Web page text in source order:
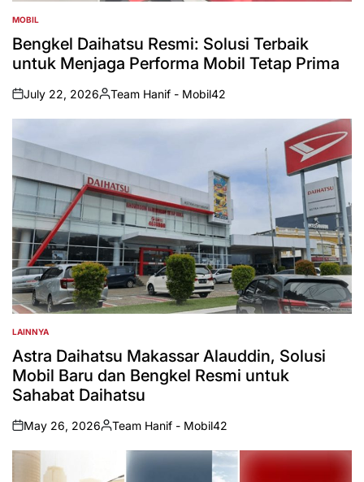
POSTED
IN
MOBIL
Bengkel Daihatsu Resmi: Solusi Terbaik
untuk Menjaga Performa Mobil Tetap Prima
on
July 22, 2026
Posted
by
Team Hanif - Mobil42
POSTED
IN
LAINNYA
Astra Daihatsu Makassar Alauddin, Solusi
Mobil Baru dan Bengkel Resmi untuk
Sahabat Daihatsu
on
May 26, 2026
Posted
Team Hanif - Mobil42